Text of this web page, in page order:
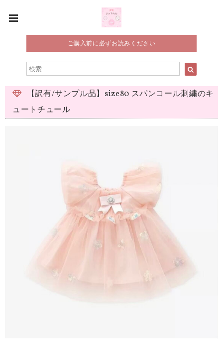
ご購入前に必ずお読みください
【訳有/サンプル品】size80 スパンコール刺繍のキ
ュートチュール